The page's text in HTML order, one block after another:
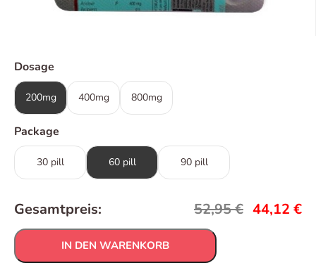
Dosage
200mg 400mg 800mg
Package
30 pill 60 pill 90 pill
Gesamtpreis: 52,95€ 44,12 €
IN DEN WARENKORB